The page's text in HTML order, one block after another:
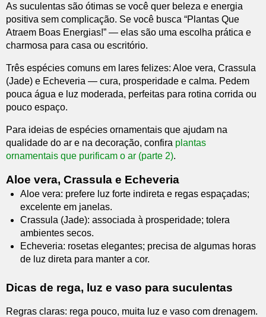
As suculentas são ótimas se você quer beleza e energia
positiva sem complicação. Se você busca “Plantas Que
Atraem Boas Energias!” — elas são uma escolha prática e
charmosa para casa ou escritório.
Três espécies comuns em lares felizes: Aloe vera, Crassula
(Jade) e Echeveria — cura, prosperidade e calma. Pedem
pouca água e luz moderada, perfeitas para rotina corrida ou
pouco espaço.
Para ideias de espécies ornamentais que ajudam na
qualidade do ar e na decoração, confira plantas
ornamentais que purificam o ar (parte 2).
Aloe vera, Crassula e Echeveria
Aloe vera: prefere luz forte indireta e regas espaçadas;
excelente em janelas.
Crassula (Jade): associada à prosperidade; tolera
ambientes secos.
Echeveria: rosetas elegantes; precisa de algumas horas
de luz direta para manter a cor.
Dicas de rega, luz e vaso para suculentas
Regras claras: rega pouco, muita luz e vaso com drenagem.